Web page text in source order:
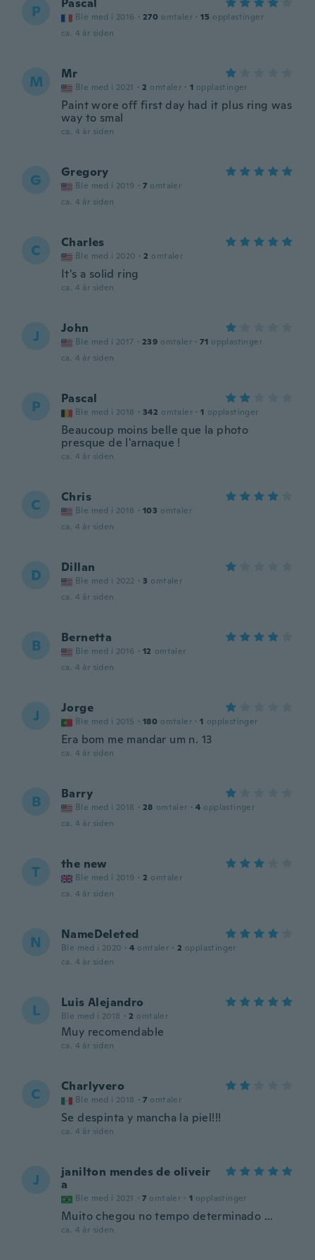
P Pascal
Ble med i 2016 · 270 omtaler · 15 opplastinger
ca. 4 år siden
M Mr
Ble med i 2021 · 2 omtaler · 1 opplastinger
Paint wore off first day had it plus ring was
way to smal
ca. 4 år siden
G Gregory
Ble med i 2019 · 7 omtaler
ca. 4 år siden
C Charles
Ble med i 2020 · 2 omtaler
It's a solid ring
ca. 4 år siden
J John
Ble med i 2017 · 239 omtaler · 71 opplastinger
ca. 4 år siden
P Pascal
Ble med i 2018 · 342 omtaler · 1 opplastinger
Beaucoup moins belle que la photo
presque de l'arnaque !
ca. 4 år siden
C Chris
Ble med i 2018 · 103 omtaler
ca. 4 år siden
D Dillan
Ble med i 2022 · 3 omtaler
ca. 4 år siden
B Bernetta
Ble med i 2016 · 12 omtaler
ca. 4 år siden
J Jorge
Ble med i 2015 · 180 omtaler · 1 opplastinger
Era bom me mandar um n. 13
ca. 4 år siden
B Barry
Ble med i 2018 · 28 omtaler · 4 opplastinger
ca. 4 år siden
T the new
Ble med i 2019 · 2 omtaler
ca. 4 år siden
N NameDeleted
Ble med i 2020 · 4 omtaler · 2 opplastinger
ca. 4 år siden
L Luis Alejandro
Ble med i 2018 · 2 omtaler
Muy recomendable
ca. 4 år siden
C Charlyvero
Ble med i 2018 · 7 omtaler
Se despinta y mancha la piel!!!
ca. 4 år siden
J
janilton mendes de oliveir
a
Ble med i 2021 · 7 omtaler · 1 opplastinger
Muito chegou no tempo determinado ...
ca. 4 år siden